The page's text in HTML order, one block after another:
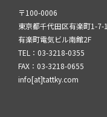
〒100-0006
東京都千代田区有楽町1-7-1
有楽町電気ビル南館2F
TEL：03-3218-0355
FAX：03-3218-0655
info[at]tattky.com